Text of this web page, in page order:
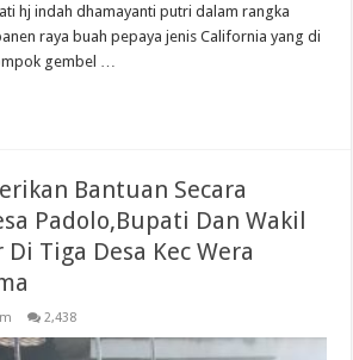
hj indah dhamayanti putri dalam rangka
raya buah pepaya jenis California yang di
gembel …
Bantuan Secara
Padolo,Bupati Dan Wakil
Tiga Desa Kec Wera
2,438